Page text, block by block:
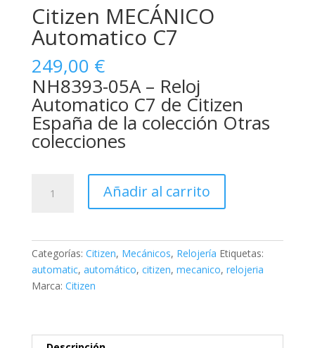
Citizen MECÁNICO
Automatico C7
249,00 €
NH8393-05A – Reloj
Automatico C7 de Citizen
España de la colección Otras
colecciones
MECÁNICO
Añadir al carrito
Categorías: Citizen, Mecánicos, Relojería Etiquetas:
automatic, automático, citizen, mecanico, relojeria
Marca: Citizen